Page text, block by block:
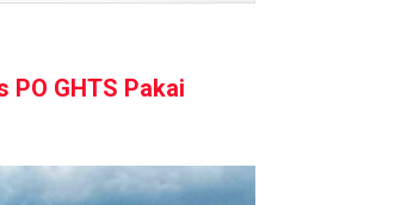
PO GHTS Pakai